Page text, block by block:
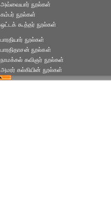
அவ்வையார் நூல்கள்
கம்பர் நூல்கள்
ஒட்டக் கூத்தர் நூல்கள்
பாரதியார் நூல்கள்
பாரதிதாசன் நூல்கள்
நாமக்கல் கவிஞர் நூல்கள்
அமரர் கல்கியின் நூல்கள்